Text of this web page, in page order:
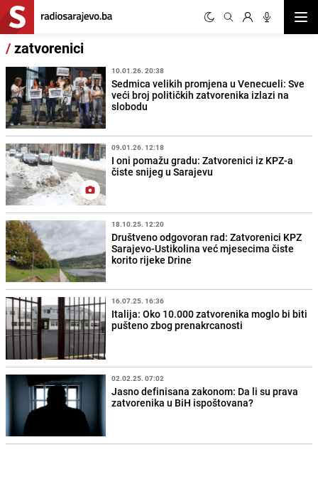
/zatvorenici
10.01.26. 20:38
Sedmica velikih promjena u Venecueli: Sve
veći broj političkih zatvorenika izlazi na
slobodu
09.01.26. 12:18
I oni pomažu gradu: Zatvorenici iz KPZ-a
čiste snijeg u Sarajevu
18.10.25. 12:20
Društveno odgovoran rad: Zatvorenici KPZ
Sarajevo-Ustikolina već mjesecima čiste
korito rijeke Drine
16.07.25. 16:36
Italija: Oko 10.000 zatvorenika moglo bi biti
pušteno zbog prenakrcanosti
02.02.25. 07:02
Jasno definisana zakonom: Da li su prava
zatvorenika u BiH ispoštovana?